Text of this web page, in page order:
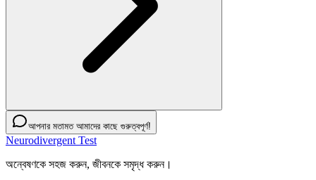
আপনার মতামত আমাদের কাছে গুরুত্বপূর্ণ!
Neurodivergent Test
অন্বেষণকে সহজ করুন, জীবনকে সমৃদ্ধ করুন।